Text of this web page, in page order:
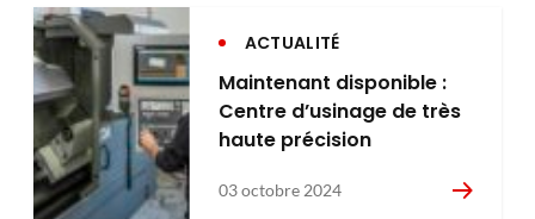
ACTUALITÉ
Maintenant disponible :
Centre d’usinage de très
haute précision
03 octobre 2024